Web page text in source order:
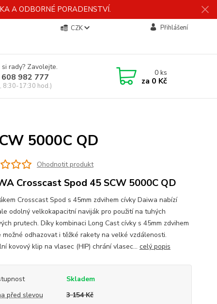
A ODBORNÉ PORADENSTVÍ.
CZK Přihlášení
rady? Zavolejte.
982 777
8:30-17:30 hod.)
0ks
za 0 Kč
5000C QD
Ohodnotit produkt
Crosscast Spod 45 SCW 5000C QD
Crosscast Spod s 45mm zdvihem cívky Daiwa nabízí
odolný velkokapacitní naviják pro použití na tuhých
prutech. Díky kombinaci Long Cast cívky s 45mm zdvihem
možné odhazovat i těžké rakety na velké vzdálenosti.
kovový klip na vlasec (HIP) chrání vlasec... celý popis
Skladem
před slevou
3 154 Kč